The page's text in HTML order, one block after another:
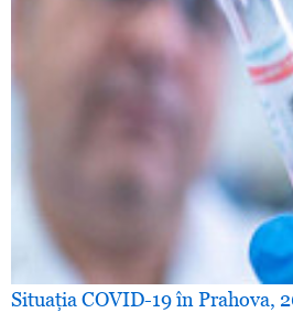
Situaţia COVID-19 în Prahova,